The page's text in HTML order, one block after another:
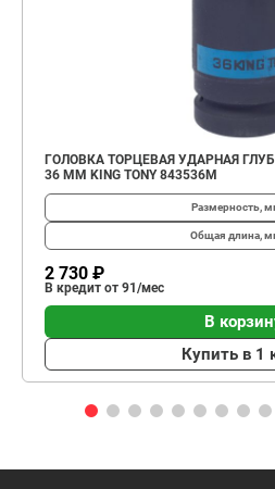
ГОЛОВКА ТОРЦЕВАЯ УДАРНАЯ
36 ММ KING TONY 843536M
Размерность,
Общая длина,
2 730 ₽
В кредит от 91/мес
В
Купить в 1